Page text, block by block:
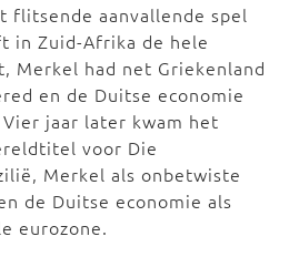
flitsende aanvallende spel
in Zuid-Afrika de hele
Merkel had net Griekenland
en de Duitse economie
jaar later kwam het
voor Die
Merkel als onbetwiste
de Duitse economie als
eurozone.